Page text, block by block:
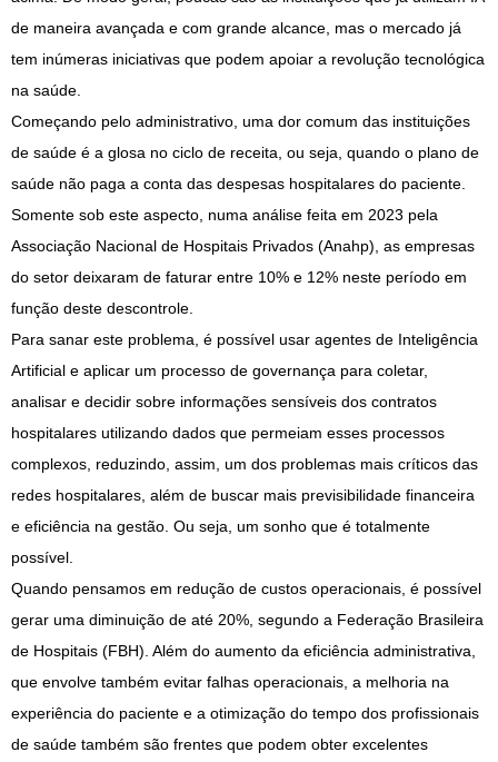
de maneira avançada e com grande alcance, mas o mercado já
tem inúmeras iniciativas que podem apoiar a revolução tecnológica
na saúde.
Começando pelo administrativo, uma dor comum das instituições
de saúde é a glosa no ciclo de receita, ou seja, quando o plano de
saúde não paga a conta das despesas hospitalares do paciente.
Somente sob este aspecto, numa análise feita em 2023 pela
Associação Nacional de Hospitais Privados (Anahp), as empresas
do setor deixaram de faturar entre 10% e 12% neste período em
função deste descontrole.
Para sanar este problema, é possível usar agentes de Inteligência
Artificial e aplicar um processo de governança para coletar,
analisar e decidir sobre informações sensíveis dos contratos
hospitalares utilizando dados que permeiam esses processos
complexos, reduzindo, assim, um dos problemas mais críticos das
redes hospitalares, além de buscar mais previsibilidade financeira
e eficiência na gestão. Ou seja, um sonho que é totalmente
possível.
Quando pensamos em redução de custos operacionais, é possível
gerar uma diminuição de até 20%, segundo a Federação Brasileira
de Hospitais (FBH). Além do aumento da eficiência administrativa,
que envolve também evitar falhas operacionais, a melhoria na
experiência do paciente e a otimização do tempo dos profissionais
de saúde também são frentes que podem obter excelentes